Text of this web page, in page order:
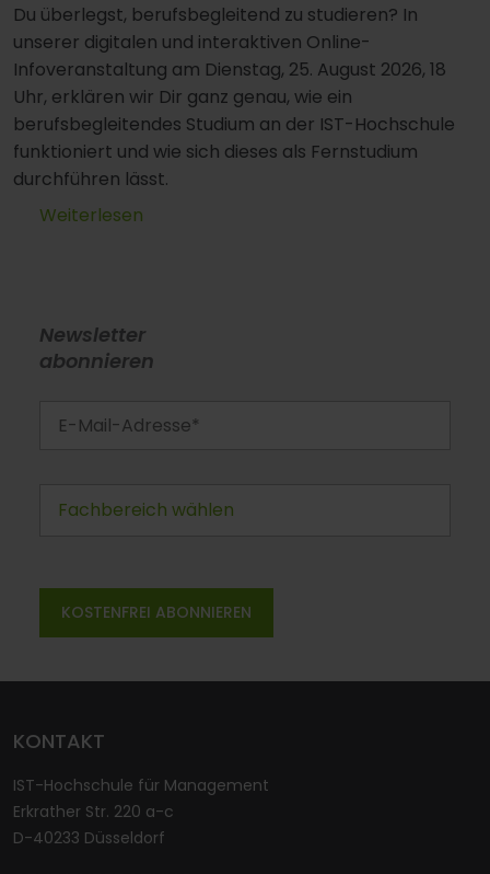
Du überlegst, berufsbegleitend zu studieren? In
unserer digitalen und interaktiven Online-
Infoveranstaltung am Dienstag, 25. August 2026, 18
Uhr, erklären wir Dir ganz genau, wie ein
berufsbegleitendes Studium an der IST-Hochschule
funktioniert und wie sich dieses als Fernstudium
durchführen lässt.
Weiterlesen
Newsletter
abonnieren
KONTAKT
IST-Hochschule für Management
Erkrather Str. 220 a-c
D-40233 Düsseldorf